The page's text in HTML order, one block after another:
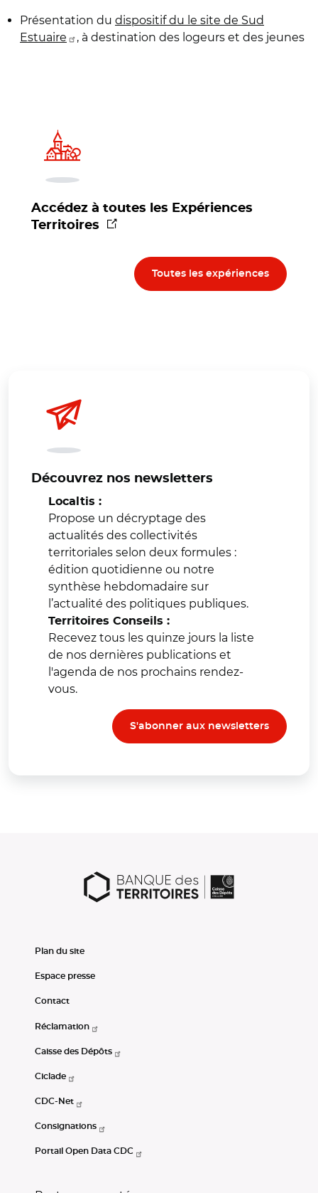
Présentation du dispositif du le site de Sud
Estuaire
, à destination des logeurs et des jeunes
Accédez à toutes les Expériences
Territoires
(nouvelle fenêtre)
Toutes les expériences
Découvrez nos newsletters
Localtis :
Propose un décryptage des
actualités des collectivités
territoriales selon deux formules :
édition quotidienne ou notre
synthèse hebdomadaire sur
l’actualité des politiques publiques.
Territoires Conseils :
Recevez tous les quinze jours la liste
de nos dernières publications et
l'agenda de nos prochains rendez-
vous.
S'abonner aux newsletters
Plan du site
Espace presse
Contact
Réclamation
Caisse des Dépôts
Ciclade
CDC-Net
Consignations
Portail Open Data CDC